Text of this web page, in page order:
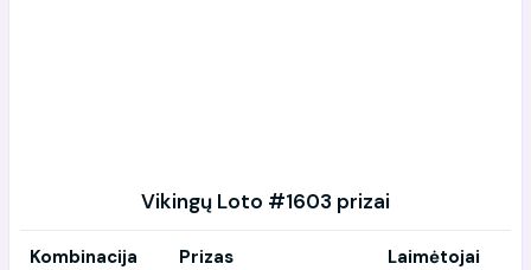
Vikingų Loto #1603 prizai
Kombinacija Prizas Laimėtojai